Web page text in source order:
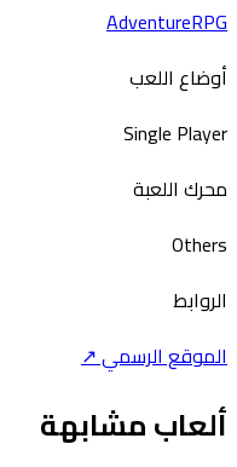
Adventure
اللعب
Single
اللعبة
الرسمي ↗
مشابهة